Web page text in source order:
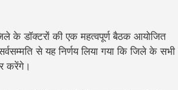
के डॉक्टरों की एक महत्वपूर्ण बैठक आयोजित
से यह निर्णय लिया गया कि जिले के सभी
करेंगे।